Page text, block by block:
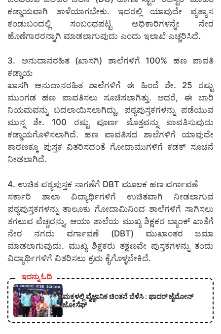
ಕಡ್ಡಾಯವಾಗಿ ತಾಳೆಯಾಗಬೇಕು. ಇದರಲ್ಲಿ ಯಾವುದೇ ವ್ಯತ್ಯಾಸ
ಕಂಡುಬಂದಲ್ಲಿ ಸಂಬಂಧಪಟ್ಟ ಅಧಿಕಾರಿಗಳನ್ನೇ ನೇರ
ಹೊಣೆಗಾರರನ್ನಾಗಿ ಮಾಡಲಾಗುವುದು ಎಂದು ಇಲಾಖೆ ಎಚ್ಚರಿಸಿದೆ.
3. ಅನುದಾನರಹಿತ (ಖಾಸಗಿ) ಶಾಲೆಗಳಿಗೆ 100% ಹಣ ಪಾವತಿ
ಕಡ್ಡಾಯ
ಖಾಸಗಿ ಅನುದಾನರಹಿತ ಶಾಲೆಗಳಿಗೆ ಈ ಹಿಂದೆ ಶೇ. 25 ರಷ್ಟು
ಮುಂಗಡ ಹಣ ಪಾವತಿಸಲು ಸೂಚಿಸಲಾಗಿತ್ತು. ಆದರೆ, ಈ ಬಾರಿ
ನಿಯಮವನ್ನು ಬದಲಾಯಿಸಲಾಗಿದ್ದು, ಪಠ್ಯಪುಸ್ತಕಗಳನ್ನು ಪಡೆಯುವ
ಮುನ್ನ ಶೇ. 100 ರಷ್ಟು ಪೂರ್ಣ ಮೊತ್ತವನ್ನು ಪಾವತಿಸುವುದು
ಕಡ್ಡಾಯಗೊಳಿಸಲಾಗಿದೆ. ಹಣ ಪಾವತಿಸದ ಶಾಲೆಗಳಿಗೆ ಯಾವುದೇ
ಕಾರಣಕ್ಕೂ ಪುಸ್ತಕ ವಿತರಿಸದಂತೆ ಗೋದಾಮುಗಳಿಗೆ ಕಡಕ್ ಸೂಚನೆ
ನೀಡಲಾಗಿದೆ.
4. ಉಚಿತ ಪಠ್ಯಪುಸ್ತಕ ಸಾಗಣೆಗೆ DBT ಮೂಲಕ ಹಣ ವರ್ಗಾವಣೆ
ಸರ್ಕಾರಿ ಶಾಲಾ ವಿದ್ಯಾರ್ಥಿಗಳಿಗೆ ಉಚಿತವಾಗಿ ನೀಡಲಾಗುವ
ಪಠ್ಯಪುಸ್ತಕಗಳನ್ನು ತಾಲೂಕು ಗೋದಾಮಿನಿಂದ ಶಾಲೆಗಳಿಗೆ ಸಾಗಿಸಲು
ತಗಲುವ ವೆಚ್ಚವನ್ನು, ಆಯಾ ಶಾಲೆಯ ಮುಖ್ಯ ಶಿಕ್ಷಕರ ಬ್ಯಾಂಕ್ ಖಾತೆಗೆ
ನೇರ ನಗದು ವರ್ಗಾವಣೆ (DBT) ಮುಖಾಂತರ ಜಮಾ
ಮಾಡಲಾಗುವುದು. ಮುಖ್ಯ ಶಿಕ್ಷಕರು ತಕ್ಷಣವೇ ಪುಸ್ತಕಗಳನ್ನು ತಂದು
ವಿದ್ಯಾರ್ಥಿಗಳಿಗೆ ವಿತರಿಸಲು ಕ್ರಮ ಕೈಗೊಳ್ಳಬೇಕಿದೆ.
ಇದನ್ನು ಓದಿ
ಮಕ್ಕಳಲ್ಲಿ ವೈಜ್ಞಾನಿಕ ಚಿಂತನೆ ಬೆಳೆಸಿ : ಫಾದರ್ ಜೈಮೋನ್
ಜೋಸೆಫ್